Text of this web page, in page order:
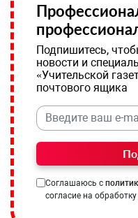
Подпишитесь,
новости и
«Учительской
почтового ящика
Соглашаюсь с
согласие на